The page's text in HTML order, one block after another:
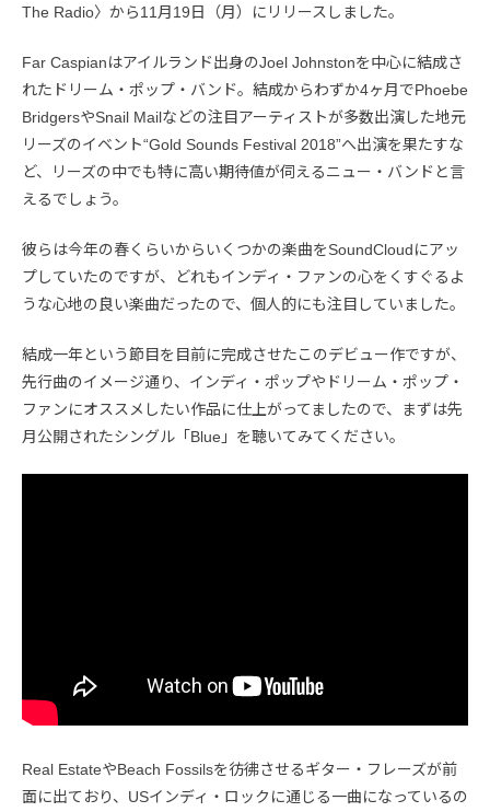
The Radio〉から11月19日（月）にリリースしました。
Far Caspianはアイルランド出身のJoel Johnstonを中心に結成さ
れたドリーム・ポップ・バンド。結成からわずか4ヶ月でPhoebe
BridgersやSnail Mailなどの注目アーティストが多数出演した地元
リーズのイベント“Gold Sounds Festival 2018”へ出演を果たすな
ど、リーズの中でも特に高い期待値が伺えるニュー・バンドと言
えるでしょう。
彼らは今年の春くらいからいくつかの楽曲をSoundCloudにアッ
プしていたのですが、どれもインディ・ファンの心をくすぐるよ
うな心地の良い楽曲だったので、個人的にも注目していました。
結成一年という節目を目前に完成させたこのデビュー作ですが、
先行曲のイメージ通り、インディ・ポップやドリーム・ポップ・
ファンにオススメしたい作品に仕上がってましたので、まずは先
月公開されたシングル「Blue」を聴いてみてください。
Real EstateやBeach Fossilsを彷彿させるギター・フレーズが前
面に出ており、USインディ・ロックに通じる一曲になっているの